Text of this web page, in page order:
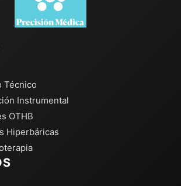
Técnico
Instrumental
OTHB
Hiperbáricas